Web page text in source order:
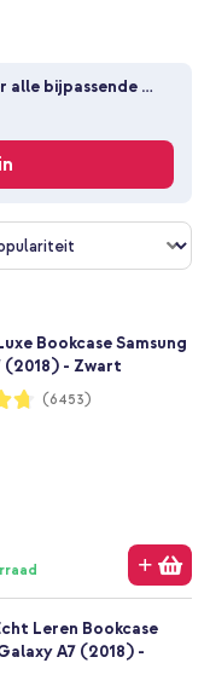
alle bijpassende
Bookcase Samsung
(2018) - Zwart
(6453)
Leren Bookcase
A7 (2018) -